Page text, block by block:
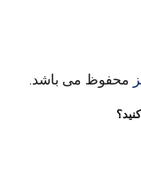
محفوظ می باشد.